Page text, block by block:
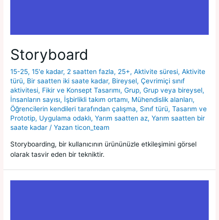
Storyboard
15-25,15'e kadar, 2 saatten fazla, 25+,Aktivite süresi,Aktivite
türü, Bir saatten iki saate kadar, Bireysel,Çevrimiçi sınıf
aktivitesi, Fikir ve Konsept Tasarımı,Grup,Grup veya bireysel,
İnsanların sayısı, İşbirlikli takım ortamı, Mühendislik alanları,
Öğrencilerin kendileri tarafından çalışma, Sınıf türü,Tasarım ve
Prototip, Uygulama odaklı,Yarım saatten az,Yarım saatten bir
saate kadar / Yazan ticon_team
Storyboarding, bir kullanıcının ürününüzle etkileşimini görsel
olarak tasvir eden bir tekniktir.